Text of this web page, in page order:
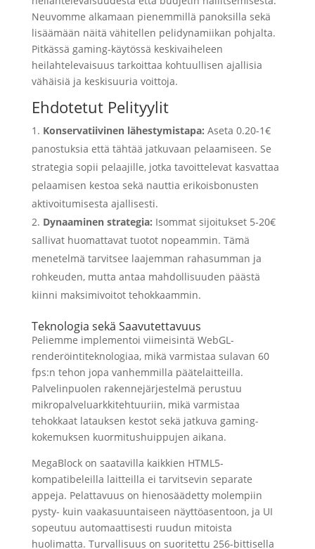
Neuvomme alkamaan pienemmillä panoksilla sekä
lisäämään näitä vähitellen pelidynamiikan pohjalta.
Pitkässä gaming-käytössä keskivaiheleen
heilahtelevaisuus tarkoittaa kohtuullisen ajallisia
vähäisiä ja keskisuuria voittoja.
Ehdotetut Pelityylit
Konservatiivinen lähestymistapa: Aseta 0.20-1€
panostuksia että tähtää jatkuvaan pelaamiseen. Se
strategia sopii pelaajille, jotka tavoittelevat kasvattaa
pelaamisen kestoa sekä nauttia erikoisbonusten
aktivoitumisesta ajallisesti.
Dynaaminen strategia: Isommat sijoitukset 5-20€
sallivat huomattavat tuotot nopeammin. Tämä
menetelmä tarvitsee laajemman rahasumman ja
rohkeuden, mutta antaa mahdollisuuden päästä
kiinni maksimivoitot tehokkaammin.
Teknologia sekä Saavutettavuus
Peliemme implementoi viimeisintä WebGL-
renderöintiteknologiaa, mikä varmistaa sulavan 60
fps:n tehon jopa vanhemmilla päätelaitteilla.
Palvelinpuolen rakennejärjestelmä perustuu
mikropalveluarkkitehtuuriin, mikä varmistaa
tehokkaat latauksen kestot sekä jatkuva gaming-
kokemuksen kuormitushuippujen aikana.
MegaBlock on saatavilla kaikkien HTML5-
kompatibeleilla laitteilla ei tarvitsevin separate
appeja. Pelattavuus on hienosäädetty molempiin
pysty- kuin vaakasuuntaiseen näyttöasentoon, ja UI
sopeutuu automaattisesti ruudun mitoista
huolimatta. Turvallisuus on suoritettu 256-bittisella